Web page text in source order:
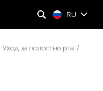
RU
Уход за полостью рта /